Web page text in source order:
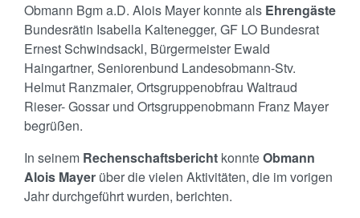
Obmann Bgm a.D. Alois Mayer konnte als Ehrengäste
Bundesrätin Isabella Kaltenegger, GF LO Bundesrat
Ernest Schwindsackl, Bürgermeister Ewald
Haingartner, Seniorenbund Landesobmann-Stv.
Helmut Ranzmaier, Ortsgruppenobfrau Waltraud
Rieser- Gossar und Ortsgruppenobmann Franz Mayer
begrüßen.
In seinem Rechenschaftsbericht konnteObmann
Alois Mayer über die vielen Aktivitäten, die im vorigen
Jahr durchgeführt wurden, berichten.